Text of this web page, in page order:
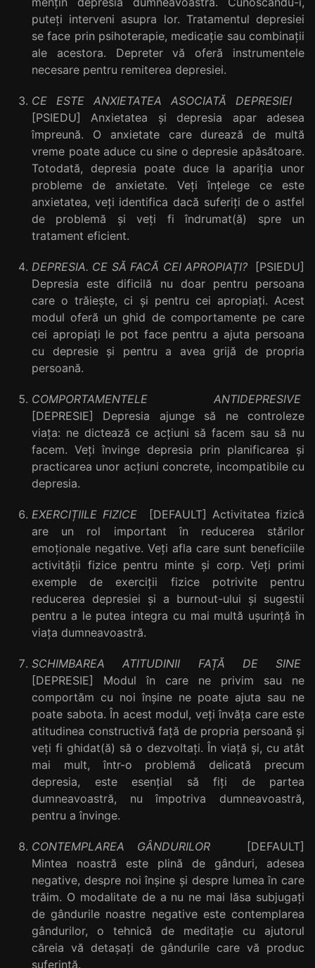
puteți interveni asupra lor. Tratamentul depresiei
se face prin psihoterapie, medicație sau combinații
ale acestora. Depreter vă oferă instrumentele
necesare pentru remiterea depresiei.
CE ESTE ANXIETATEA ASOCIATĂ DEPRESIEI
[PSIEDU] Anxietatea și depresia apar adesea
împreună. O anxietate care durează de multă
vreme poate aduce cu sine o depresie apăsătoare.
Totodată, depresia poate duce la apariția unor
probleme de anxietate. Veți înțelege ce este
anxietatea, veți identifica dacă suferiți de o astfel
de problemă și veți fi îndrumat(ă) spre un
tratament eficient.
DEPRESIA. CE SĂ FACĂ CEI APROPIAȚI? [PSIEDU]
Depresia este dificilă nu doar pentru persoana
care o trăiește, ci și pentru cei apropiați. Acest
modul oferă un ghid de comportamente pe care
cei apropiați le pot face pentru a ajuta persoana
cu depresie și pentru a avea grijă de propria
persoană.
COMPORTAMENTELE ANTIDEPRESIVE
[DEPRESIE] Depresia ajunge să ne controleze
viața: ne dictează ce acțiuni să facem sau să nu
facem. Veți învinge depresia prin planificarea și
practicarea unor acțiuni concrete, incompatibile cu
depresia.
EXERCIȚIILE FIZICE [DEFAULT] Activitatea fizică
are un rol important în reducerea stărilor
emoționale negative. Veți afla care sunt beneficiile
activității fizice pentru minte și corp. Veți primi
exemple de exerciții fizice potrivite pentru
reducerea depresiei și a burnout-ului și sugestii
pentru a le putea integra cu mai multă ușurință în
viața dumneavoastră.
SCHIMBAREA ATITUDINII FAȚĂ DE SINE
[DEPRESIE] Modul în care ne privim sau ne
comportăm cu noi înșine ne poate ajuta sau ne
poate sabota. În acest modul, veți învăța care este
atitudinea constructivă față de propria persoană și
veți fi ghidat(ă) să o dezvoltați. În viață și, cu atât
mai mult, într-o problemă delicată precum
depresia, este esențial să fiți de partea
dumneavoastră, nu împotriva dumneavoastră,
pentru a învinge.
CONTEMPLAREA GÂNDURILOR[DEFAULT]
Mintea noastră este plină de gânduri, adesea
negative, despre noi înşine şi despre lumea în care
trăim. O modalitate de a nu ne mai lăsa subjugați
de gândurile noastre negative este contemplarea
gândurilor, o tehnică de meditație cu ajutorul
căreia vă detașați de gândurile care vă produc
suferință.